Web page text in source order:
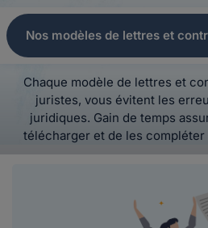
Nos modèles de lettres et
Chaque modèle de lettres et
juristes, vous évitent les
juridiques. Gain de temps
télécharger et de les